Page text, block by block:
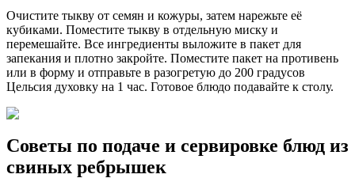
Очистите тыкву от семян и кожуры, затем нарежьте её
кубиками. Поместите тыкву в отдельную миску и
перемешайте. Все ингредиенты выложите в пакет для
запекания и плотно закройте. Поместите пакет на противень
или в форму и отправьте в разогретую до 200 градусов
Цельсия духовку на 1 час. Готовое блюдо подавайте к столу.
Советы по подаче и сервировке блюд из
свиных ребрышек